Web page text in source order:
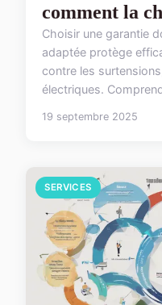
comment la
Choisir une garantie
adaptée protège
contre les
électriques.
19 septembre 2025
SERVICES